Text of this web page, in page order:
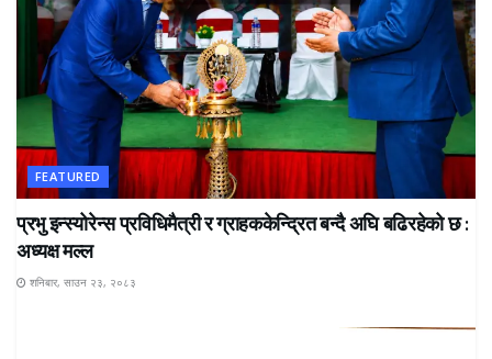
FEATURED
प्रभु इन्स्योरेन्स प्रविधिमैत्री र ग्राहककेन्द्रित बन्दै अघि बढिरहेको छ :
अध्यक्ष मल्ल
शनिबार, साउन २३, २०८३